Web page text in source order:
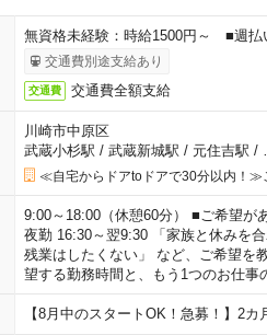
無資格未経験：時給1500円～ ■週
交通費別途支給あり
交通費 交通費全額支給
川崎市中原区
武蔵小杉駅 / 武蔵新城駅 / 元住吉駅 /
≪自宅からドアtoドアで30分以内！≫
9:00～18:00（休憩60分） ■ご希望が
夜勤 16:30～翌9:30 「家族と休みを
残業はしたくない」 など、ご希望を
望する勤務時間と、もう1つのお仕事
【8月中のスタートOK！急募！】2